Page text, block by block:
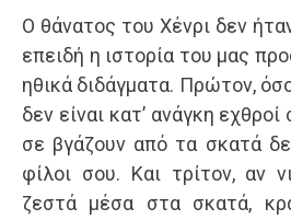
Ο θάνατος του Χένρι δεν
επειδή η ιστορία του μας
ηθικά διδάγματα. Πρώτον,
δεν είναι κατ’ ανάγκη
σε βγάζουν από τα σκατά
φίλοι σου. Και τρίτον, αν
ζεστά μέσα στα σκατά,